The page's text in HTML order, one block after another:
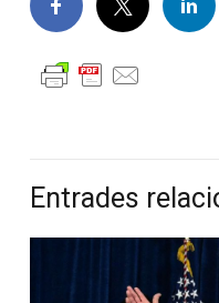
Entrades